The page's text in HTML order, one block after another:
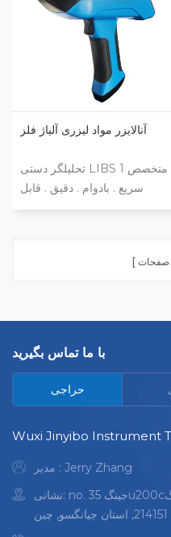
آنالایزر مواد لیزری آلیاژ فلز
تحلیلگر دستی LIBS 1 متخصص
سریع . بادوام . دقیق . قابل
اعتماد, تجزیه و تحلیل درجه فلز
جداسازی ضایعات فلزات
پایین به ویژه برای تجزیه و
تحلیل گرید و ترکیب آلیاژ
آلومینیوم
صفحات
با ما تماس بگیرید
حراجی
Wuxi Jinyibo Instrument
مدیر : Jerry Zhang
نشانی: no. 35 جینگu200cشنگ rd., منطقه هویشان, شهر ووکسی,
214151, استان جیانگسو, چین